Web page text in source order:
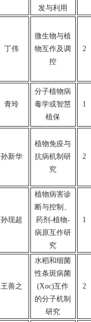
发与利用
丁伟
微生物与植
物互作及调
控
2
青玲
分子植物病
毒学或智慧
植保
1
孙新华
植物免疫与
抗病机制研
究
2
孙现超
植物病害诊
断与控制、
药剂-植物-
病原互作研
究
1
王善之
水稻和细菌
性条斑病菌
(Xoc)互作
的分子机制
研究
2